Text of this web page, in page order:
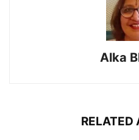
Alka
RELATED